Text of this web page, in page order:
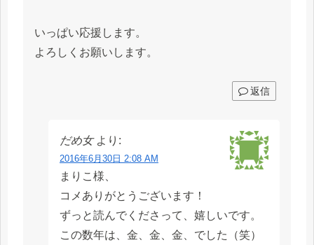
いっぱい応援します。
よろしくお願いします。
返信
だめ女 より:
2016年6月30日 2:08 AM
まりこ様、
コメありがとうございます！
ずっと読んでくださって、嬉しいです。
この数年は、金、金、金、でした（笑）